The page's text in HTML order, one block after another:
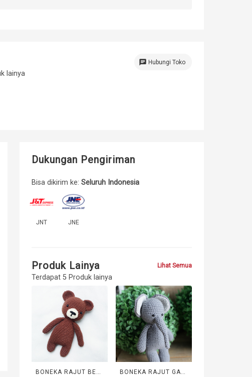
lainya
chat Hubungi Toko
Dukungan Pengiriman
Bisa dikirim ke:Seluruh Indonesia
JNT JNE
Produk Lainya
Terdapat 5 Produk lainya
Lihat Semua
BONEKA RAJUT BEAR AMIGURUMI BONEKA RAJUT GAJAH AMIGURUMI